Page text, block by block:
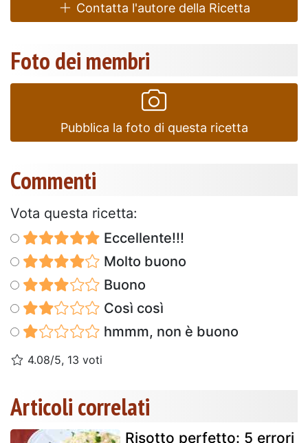
Contatta l'autore della Ricetta
Foto dei membri
Pubblica la foto di questa ricetta
Commenti
Vota questa ricetta:
Eccellente!!!
Molto buono
Buono
Così così
hmmm, non è buono
4.08/5, 13 voti
Articoli correlati
Risotto perfetto: 5 errori